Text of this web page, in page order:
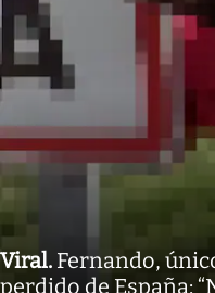
Viral. Fernando,
perdido de España: